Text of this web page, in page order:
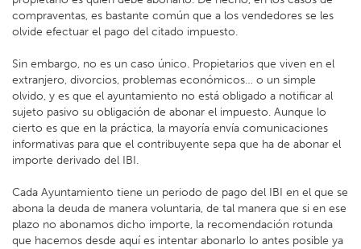
compraventas, es bastante común que a los vendedores se les
olvide efectuar el pago del citado impuesto.
Sin embargo, no es un caso único. Propietarios que viven en el
extranjero, divorcios, problemas económicos… o un simple
olvido, y es que el ayuntamiento no está obligado a notificar al
sujeto pasivo su obligación de abonar el impuesto. Aunque lo
cierto es que en la práctica, la mayoría envía comunicaciones
informativas para que el contribuyente sepa que ha de abonar el
importe derivado del IBI.
Cada Ayuntamiento tiene un periodo de pago del IBI en el que se
abona la deuda de manera voluntaria, de tal manera que si en ese
plazo no abonamos dicho importe, la recomendación rotunda
que hacemos desde aquí es intentar abonarlo lo antes posible ya